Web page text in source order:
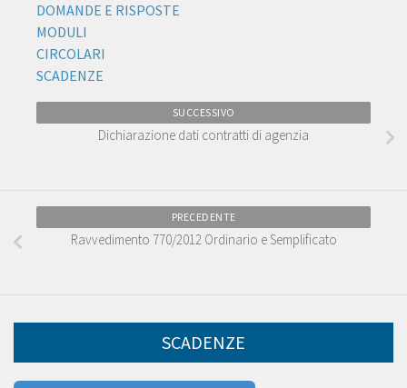
DOMANDE E RISPOSTE
MODULI
CIRCOLARI
SCADENZE
SUCCESSIVO
Dichiarazione dati contratti di agenzia
PRECEDENTE
Ravvedimento 770/2012 Ordinario e Semplificato
SCADENZE